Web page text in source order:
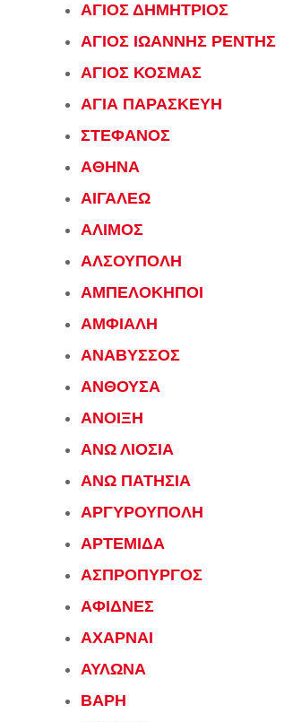
ΑΓΙΟΣ ΔΗΜΗΤΡΙΟΣ
ΑΓΙΟΣ ΙΩΑΝΝΗΣ ΡΕΝΤΗΣ
ΑΓΙΟΣ ΚΟΣΜΑΣ
ΑΓΙΑ ΠΑΡΑΣΚΕΥΗ
ΣΤΕΦΑΝΟΣ
ΑΘΗΝΑ
ΑΙΓΑΛΕΩ
ΑΛΙΜΟΣ
ΑΛΣΟΥΠΟΛΗ
ΑΜΠΕΛΟΚΗΠΟΙ
ΑΜΦΙΑΛΗ
ΑΝΑΒΥΣΣΟΣ
ΑΝΘΟΥΣΑ
ΑΝΟΙΞΗ
ΑΝΩ ΛΙΟΣΙΑ
ΑΝΩ ΠΑΤΗΣΙΑ
ΑΡΓΥΡΟΥΠΟΛΗ
ΑΡΤΕΜΙΔΑ
ΑΣΠΡΟΠΥΡΓΟΣ
ΑΦΙΔΝΕΣ
ΑΧΑΡΝΑΙ
ΑΥΛΩΝΑ
ΒΑΡΗ